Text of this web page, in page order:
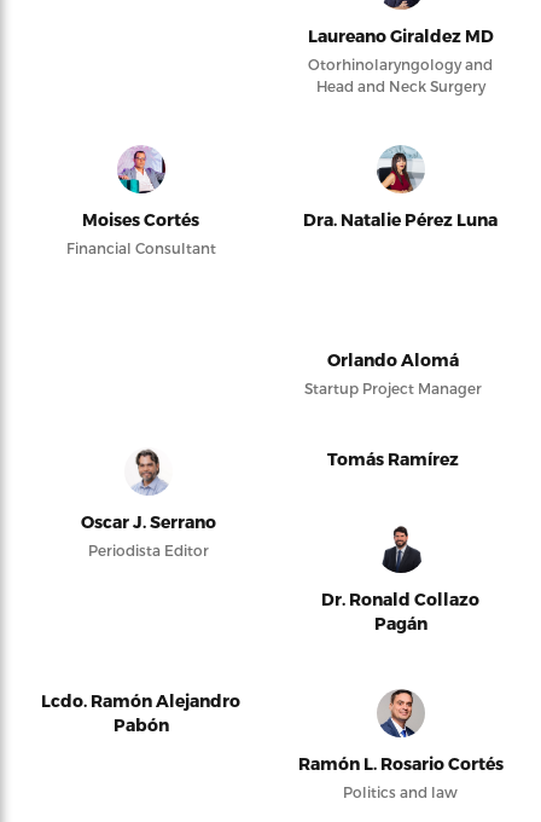
Laureano Giraldez MD
Otorhinolaryngology and
Head and Neck Surgery
Moises Cortés
Financial Consultant
Dra. Natalie Pérez Luna
Orlando Alomá
Startup Project Manager
Oscar J. Serrano
Periodista Editor
Tomás Ramírez
Dr. Ronald Collazo
Pagán
Lcdo. Ramón Alejandro
Pabón
Ramón L. Rosario Cortés
Politics and law